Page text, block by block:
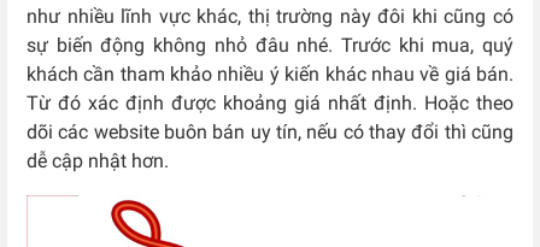
như nhiều lĩnh vực khác, thị trường này đôi khi cũng có
sự biến động không nhỏ đâu nhé. Trước khi mua, quý
khách cần tham khảo nhiều ý kiến khác nhau về giá bán.
Từ đó xác định được khoảng giá nhất định. Hoặc theo
dõi các website buôn bán uy tín, nếu có thay đổi thì cũng
dễ cập nhật hơn.